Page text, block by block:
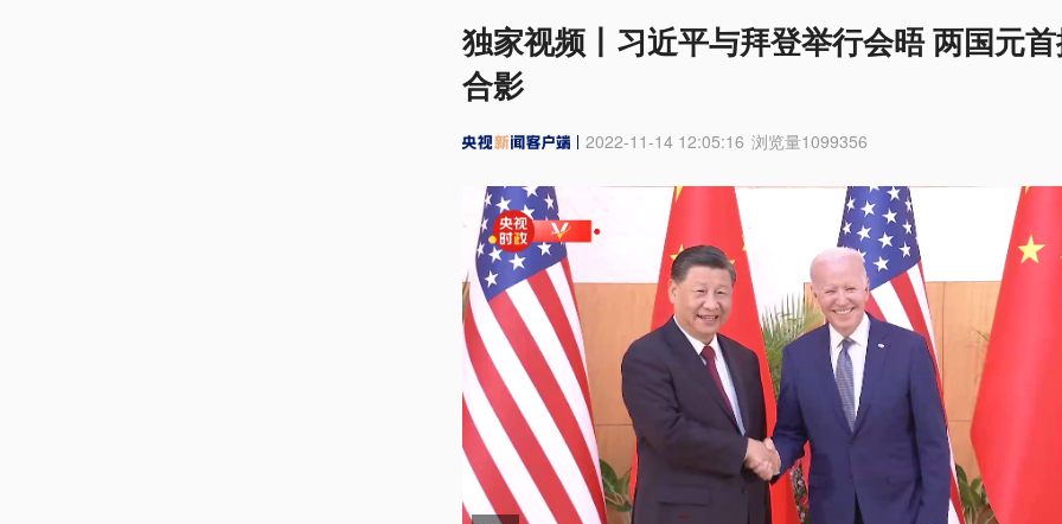
独家视频丨习近平与拜登举行会晤 两国元
合影
2022-11-14 12:05:16 浏览量1099356